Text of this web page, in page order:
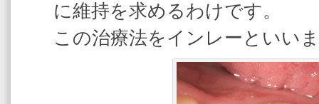
に維持を求めるわけです。
この治療法をインレーといい